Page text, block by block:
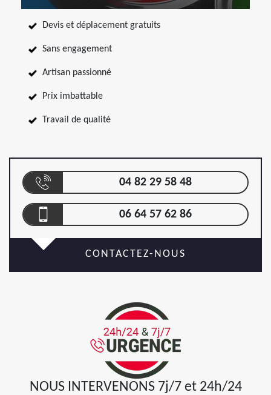
Devis et déplacement gratuits
Sans engagement
Artisan passionné
Prix imbattable
Travail de qualité
04 82 29 58 48
06 64 57 62 86
CONTACTEZ-NOUS
NOUS INTERVENONS 7j/7 et 24h/24